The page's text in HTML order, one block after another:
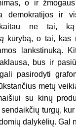
o ir
demokratijos ir
ne tai,
kūrybą, o tai, kas
lankstinuką.
bus ir
pasirodyti
metų
su kinų
turgų,
dalykėlių. Gal